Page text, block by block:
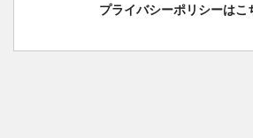
プライバシーポリシーはこ